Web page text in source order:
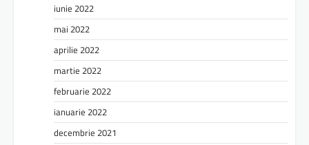
iunie 2022
mai 2022
aprilie 2022
martie 2022
februarie 2022
ianuarie 2022
decembrie 2021